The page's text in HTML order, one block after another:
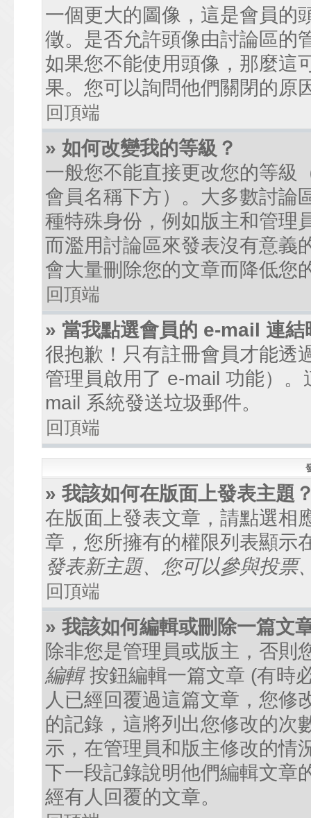
一個更大的圖像，這是會員的
徵。是否允許頭像由討論區的
如果您不能使用頭像，那麼這
果。您可以詢問他們關閉的原
回頂端
» 如何改變我的等級？
一般您不能直接更改您的等級
會員名稱下方）。大多數討論
種特殊身份，例如版主和管理
而濫用討論區來發表沒有意義
會大量刪除您的文章而降低您
回頂端
» 當我點選會員的 e-mail 連
很抱歉！只有註冊會員才能透
管理員啟用了 e-mail 功能）
mail 系統發送垃圾郵件。
回頂端
» 我該如何在版面上發表主題
在版面上發表文章，請點選相
章，您所擁有的權限列表顯示
發表新主題、您可以參與投票
回頂端
» 我該如何編輯或刪除一篇文
除非您是管理員或版主，否則
編輯按鈕編輯一篇文章 (有時
人已經回覆過這篇文章，您修
的記錄，這將列出您修改的次
示，在管理員和版主修改的情
下一段記錄說明他們編輯文章
經有人回覆的文章。